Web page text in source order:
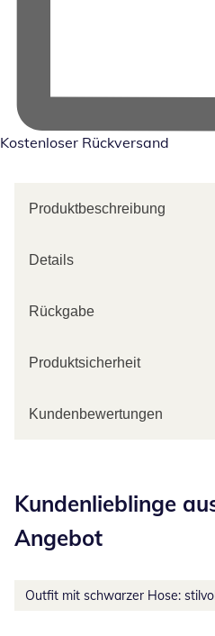
Kostenloser Rückversand
Produktbeschreibung
Details
Rückgabe
Produktsicherheit
Kundenbewertungen
Kundenlieblinge
Angebot
Outfit mit schwarzer Hose: